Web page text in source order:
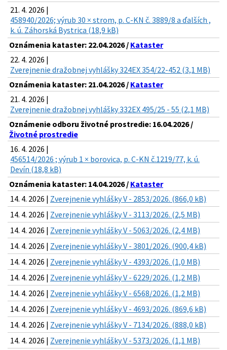
21. 4. 2026 |
458940/2026; výrub 30 × strom, p. C-KN č. 3889/8 a ďalších ,
k. ú. Záhorská Bystrica (18,9 kB)
Oznámenia kataster: 22.04.2026 / Kataster
22. 4. 2026 |
Zverejnenie dražobnej vyhlášky 324EX 354/22-452 (3,1 MB)
Oznámenia kataster: 21.04.2026 / Kataster
21. 4. 2026 |
Zverejnenie dražobnej vyhlášky 332EX 495/25 - 55 (2,1 MB)
Oznámenie odboru životné prostredie: 16.04.2026 /
Životné prostredie
16. 4. 2026 |
456514/2026 ; výrub 1 × borovica, p. C-KN č.1219/77, k. ú.
Devín (18,8 kB)
Oznámenia kataster: 14.04.2026 / Kataster
14. 4. 2026 | Zverejnenie vyhlášky V - 2853/2026. (866,0 kB)
14. 4. 2026 | Zverejnenie vyhlášky V - 3113/2026. (2,5 MB)
14. 4. 2026 | Zverejnenie vyhlášky V - 5063/2026. (2,4 MB)
14. 4. 2026 | Zverejnenie vyhlášky V - 3801/2026. (900,4 kB)
14. 4. 2026 | Zverejnenie vyhlášky V - 4393/2026. (1,0 MB)
14. 4. 2026 | Zverejnenie vyhlášky V - 6229/2026. (1,2 MB)
14. 4. 2026 | Zverejnenie vyhlášky V - 6568/2026. (1,2 MB)
14. 4. 2026 | Zverejnenie vyhlášky V - 4693/2026. (869,6 kB)
14. 4. 2026 | Zverejnenie vyhlášky V - 7134/2026. (888,0 kB)
14. 4. 2026 | Zverejnenie vyhlášky V - 5373/2026. (1,1 MB)